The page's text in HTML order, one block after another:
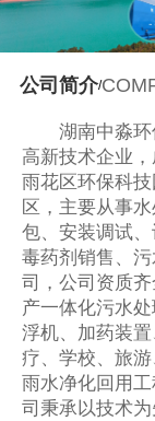
公司简介/
湖南中淼环
高新技术企业
雨花区环保科
区，主要从事
包、安装调试
毒药剂销售、
司，公司资质
产一体化污水
浮机、加药装
疗、学校、旅游
雨水净化回用
司秉承以技术